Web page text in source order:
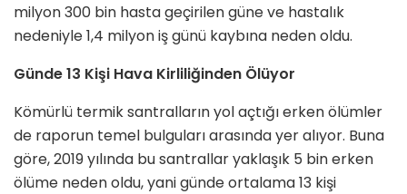
milyon 300 bin hasta geçirilen güne ve hastalık
nedeniyle 1,4 milyon iş günü kaybına neden oldu.
Günde 13 Kişi Hava Kirliliğinden Ölüyor
Kömürlü termik santralların yol açtığı erken ölümler
de raporun temel bulguları arasında yer alıyor. Buna
göre, 2019 yılında bu santrallar yaklaşık 5 bin erken
ölüme neden oldu, yani günde ortalama 13 kişi